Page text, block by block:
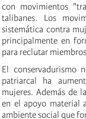
con movimientos
talibanes. Los
sistemática contra
principalmente en
para reclutar
El conservadurismo
patriarcal ha
mujeres. Además de
en el apoyo material
ambiente social que